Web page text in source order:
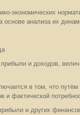
экономических
анализа их
и доходов,
в том, что путём
и фактической
и других